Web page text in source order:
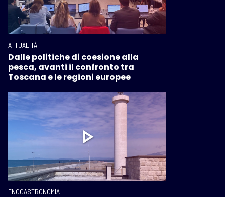
ATTUALITÀ
Dalle politiche di coesione alla
pesca, avanti il confronto tra
Toscana e le regioni europee
ENOGASTRONOMIA